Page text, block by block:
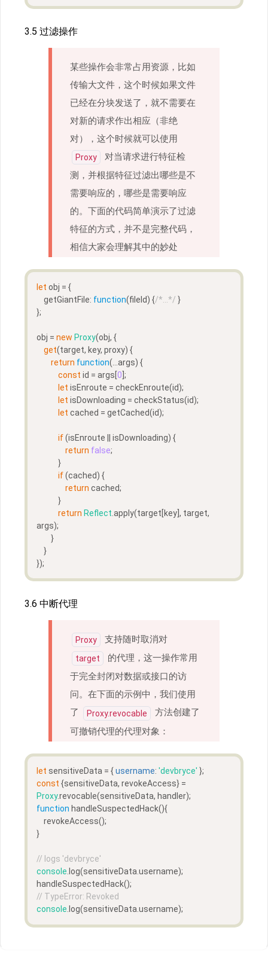
3.5 过滤操作
某些操作会非常占用资源，比如
传输大文件，这个时候如果文件
已经在分块发送了，就不需要在
对新的请求作出相应（非绝
对），这个时候就可以使用
Proxy
对当请求进行特征检
测，并根据特征过滤出哪些是不
需要响应的，哪些是需要响应
的。下面的代码简单演示了过滤
特征的方式，并不是完整代码，
相信大家会理解其中的妙处
let obj = {
    getGiantFile:
function(fileId) {/*...*/ }
};
obj = new Proxy(obj, {
get(target, key, proxy) {
return function( ...args) {
const id = args[ 0 ];
let isEnroute = checkEnroute(id);
let isDownloading = checkStatus(id);
let cached = getCached(id);
if (isEnroute || isDownloading) {
return false;
            }
if (cached) {
return cached;
            }
return Reflect .apply(target[key], target,
args);
        }
    }
});
3.6 中断代理
Proxy 支持随时取消对
target
的代理，这一操作常用
于完全封闭对数据或接口的访
问。在下面的示例中，我们使用
了
Proxy.revocable
方法创建了
可撤销代理的代理对象：
let sensitiveData = { username: 'devbryce' };
const
Proxy.revocable(sensitiveData, handler);
function handleSuspectedHack(){
    revokeAccess();
}
// logs 'devbryce'
console .log(sensitiveData.username);
handleSuspectedHack();
// TypeError: Revoked
console .log(sensitiveData.username);